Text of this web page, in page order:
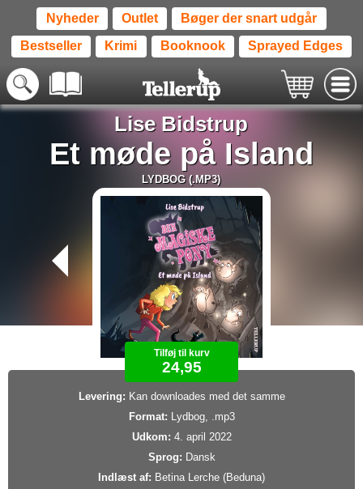
Nyheder Outlet Bøger der snart udgår
Bestseller Krimi Booknook Sprayed Edges
Lise Bidstrup
Et møde på Island
LYDBOG (.MP3)
Tilføj til kurv
24,95
Levering: Kan downloades med det samme
Format: Lydbog, .mp3
Udkom: 4. april 2022
Sprog: Dansk
Indlæst af: Betina Lerche (Beduna)